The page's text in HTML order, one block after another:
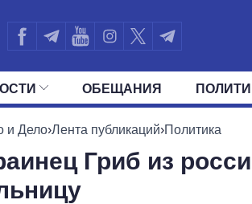
ОБЕЩАНИЯ
ВСЕ ПОЛИТИКИ ПРЕЗИДЕНТ И
и Дело›Лента публикаций›Политика
Гриб из